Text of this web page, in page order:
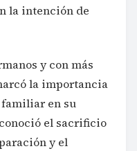
la intención de
y con más
la importancia
en su
el sacrificio
y el